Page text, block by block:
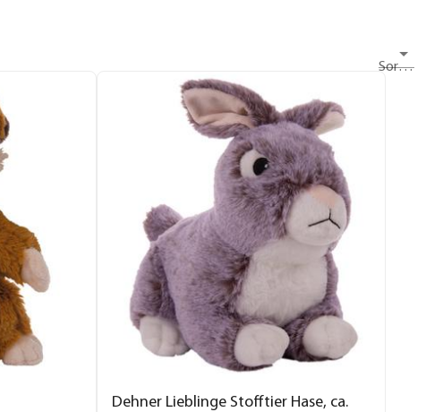
Sortieren nach
Dehner Lieblinge Stofftier Hase, ca.